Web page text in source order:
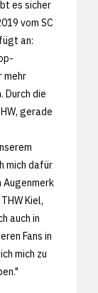
es sicher
vom SC
an:
mehr
Durch die
gerade
mich dafür
Kiel,
auch in
Fans in
mich zu